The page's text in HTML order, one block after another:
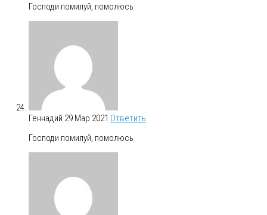
Господи помилуй, помолюсь
Геннадий 29 Мар 2021 Ответить
Господи помилуй, помолюсь